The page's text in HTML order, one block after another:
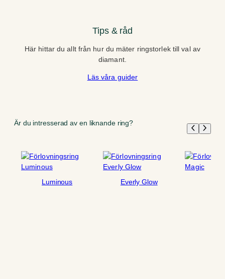
Tips & råd
Här hittar du allt från hur du mäter ringstorlek till val av
diamant.
Läs våra guider
Är du intresserad av en liknande ring?
Luminous Everly Glow